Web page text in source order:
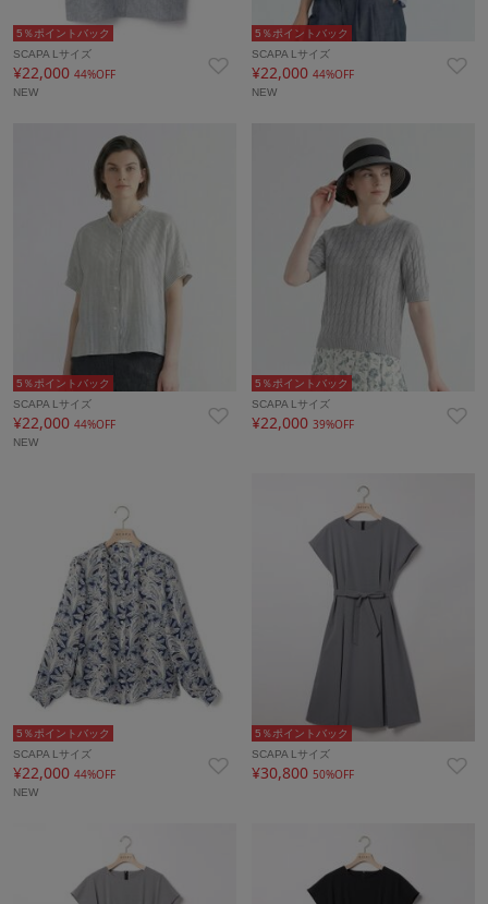
5％ポイントバック
SCAPA Lサイズ
¥22,000 44%OFF
NEW
5％ポイントバック
SCAPA Lサイズ
¥22,00044%OFF
NEW
5％ポイントバック
SCAPA Lサイズ
¥22,000 44%OFF
NEW
5％ポイントバック
SCAPA Lサイズ
¥22,00039%OFF
5％ポイントバック
SCAPA Lサイズ
¥22,000 44%OFF
NEW
5％ポイントバック
SCAPA Lサイズ
¥30,80050%OFF